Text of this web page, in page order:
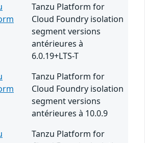
Tanzu Platform for
Cloud Foundry isolation
segment versions
antérieures à
6.0.19+LTS-T
Tanzu Platform for
Cloud Foundry isolation
segment versions
antérieures à 10.0.9
Tanzu Platform for